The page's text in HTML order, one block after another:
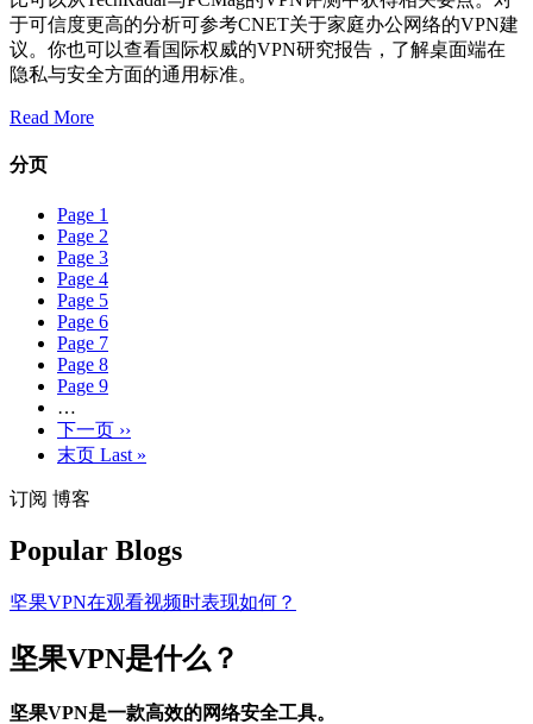
于可信度更高的分析可参考CNET关于家庭办公网络的VPN建
议。你也可以查看国际权威的VPN研究报告，了解桌面端在
隐私与安全方面的通用标准。
Read More
分页
Page 1
Page 2
Page 3
Page 4
Page 5
Page 6
Page 7
Page 8
Page 9
…
下一页 ››
末页 Last »
订阅 博客
Popular Blogs
坚果VPN在观看视频时表现如何？
坚果VPN是什么？
坚果VPN是一款高效的网络安全工具。